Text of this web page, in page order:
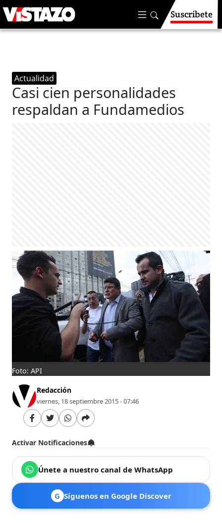
Suscríbete
Actualidad
Casi cien personalidades
respaldan a Fundamedios
Foto: API
Redacción
viernes, 18 septiembre 2015 - 07:46
Activar Notificaciones
Únete a nuestro canal de WhatsApp
G Síguenos en Google Discover